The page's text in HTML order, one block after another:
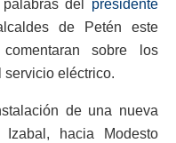
del presidente
de Petén este
sobre los
servicio eléctrico.
de una nueva
hacia Modesto